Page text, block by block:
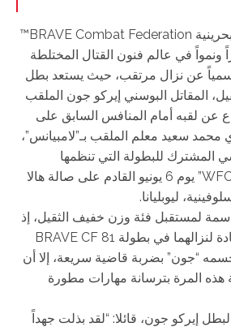
أعلنت منظمة بريف البحرينية BRAVE Combat Federation™️
ونمواً في عالم فنون القتال المختلطة
عن نزال مرتقب، حيث يستعد بطل
المقاتل البوسني إيركو جون الملقب
عن لقبه أمام المنافس السابق على
محمد سعيد معلم الملقب بـ”لامبيانس”،
المشترك للبطولة التي تنظمها
المنظمة بالتعاون مع “WFC” يوم 6 يونيو القادم على صالة هالا
ليوبليانا.
لمستقبل فئة وزن خفيف الثقيل، إذ
تأتي هذه المواجهة كإعادة لنزالهما في بطولة BRAVE CF 81
والذي حسمه “جون” بضربة قاضية سريعة، إلا أن
هذه المرة بترسانة مهارات مطورة
إيركو جون، قائلا: “لقد بذلت جهداً